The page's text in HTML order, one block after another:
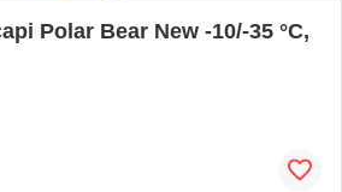
Polar Bear New -10/-35 °C,